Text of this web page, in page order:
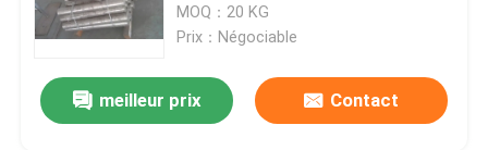
Nouvelles
HYMU80 mous
MOQ：20 KG
Prix：Négociable
meilleur prix Contact